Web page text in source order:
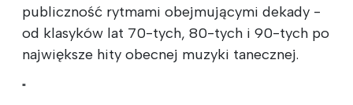
publiczność rytmami obejmującymi dekady -
od klasyków lat 70-tych, 80-tych i 90-tych po
największe hity obecnej muzyki tanecznej.
"